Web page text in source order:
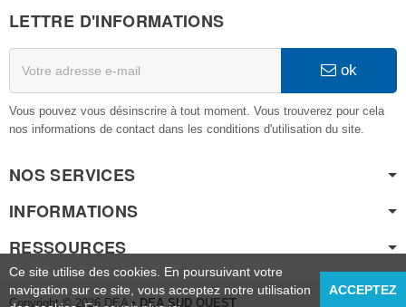
LETTRE D'INFORMATIONS
ok
Vous pouvez vous désinscrire à tout moment. Vous trouverez pour cela
nos informations de contact dans les conditions d'utilisation du site.
NOS SERVICES
INFORMATIONS
RESSOURCES
Copyright © 2026 DEA • DEA SUD OUEST
Ce site utilise des cookies. En poursuivant votre
navigation sur ce site, vous acceptez notre utilisation
ACCEPTEZ